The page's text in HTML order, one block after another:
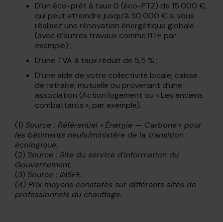
D’un éco-prêt à taux 0 (éco-PTZ) de 15 000 €,
qui peut atteindre jusqu’à 50 000 € si vous
réalisez une rénovation énergétique globale
(avec d’autres travaux comme l’ITE par
exemple) ;
D’une TVA à taux réduit de 5,5 % ;
D’une aide de votre collectivité locale, caisse
de retraite, mutuelle ou provenant d’une
association (Action logement ou « Les anciens
combattants », par exemple).
(1) Source : Référentiel « Énergie — Carbone » pour
les bâtiments neufs/ministère de la transition
écologique.
(2) Source : Site du service d’information du
Gouvernement.
(3) Source : INSEE.
(4) Prix moyens constatés sur différents sites de
professionnels du chauffage.